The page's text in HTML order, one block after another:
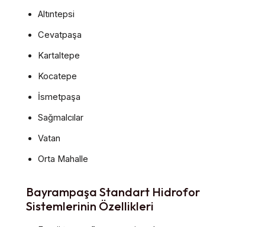
Altıntepsi
Cevatpaşa
Kartaltepe
Kocatepe
İsmetpaşa
Sağmalcılar
Vatan
Orta Mahalle
Bayrampaşa Standart Hidrofor
Sistemlerinin Özellikleri